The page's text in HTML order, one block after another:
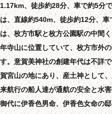
1.17km、徒歩約28分、車で約5分
は、直線約540m、徒歩約12分、
は、枚方市駅と枚方公園駅の中間
年寺山に位置していて、枚方市外
す。意賀美神社の創建年代は不詳
賀宮山の地にあり、産土神として
来航行の船人達が通航の安全と水
御代に伊香色男命、伊香色女命の